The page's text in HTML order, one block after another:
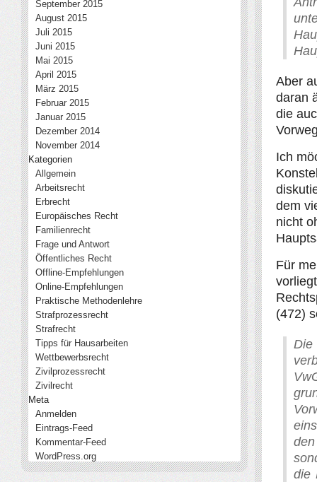
Aber
daran
die
Ich
dem
nicht
Für
(472)
die
September 2015
August 2015
Juli 2015
Juni 2015
Mai 2015
April 2015
März 2015
Februar 2015
Januar 2015
Dezember 2014
November 2014
Kategorien
Allgemein
Arbeitsrecht
Erbrecht
Europäisches Recht
Familienrecht
Frage und Antwort
Öffentliches Recht
Offline-Empfehlungen
Online-Empfehlungen
Praktische Methodenlehre
Strafprozessrecht
Strafrecht
Tipps für Hausarbeiten
Wettbewerbsrecht
Zivilprozessrecht
Zivilrecht
Meta
Anmelden
Eintrags-Feed
Kommentar-Feed
WordPress.org